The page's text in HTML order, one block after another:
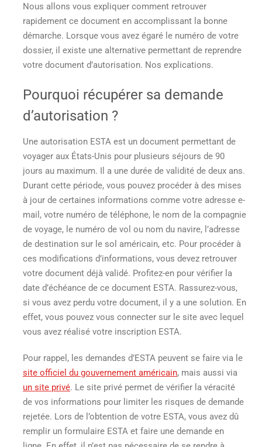
Nous allons vous expliquer comment retrouver
rapidement ce document en accomplissant la bonne
démarche. Lorsque vous avez égaré le numéro de votre
dossier, il existe une alternative permettant de reprendre
votre document d’autorisation. Nos explications.
Pourquoi récupérer sa demande
d’autorisation ?
Une autorisation ESTA est un document permettant de
voyager aux États-Unis pour plusieurs séjours de 90
jours au maximum. Il a une durée de validité de deux ans.
Durant cette période, vous pouvez procéder à des mises
à jour de certaines informations comme votre adresse e-
mail, votre numéro de téléphone, le nom de la compagnie
de voyage, le numéro de vol ou nom du navire, l’adresse
de destination sur le sol américain, etc. Pour procéder à
ces modifications d’informations, vous devez retrouver
votre document déjà validé. Profitez-en pour vérifier la
date d’échéance de ce document ESTA. Rassurez-vous,
si vous avez perdu votre document, il y a une solution. En
effet, vous pouvez vous connecter sur le site avec lequel
vous avez réalisé votre inscription ESTA.
Pour rappel, les demandes d’ESTA peuvent se faire via le
site officiel du gouvernement américain, mais aussi via
un site privé. Le site privé permet de vérifier la véracité
de vos informations pour limiter les risques de demande
rejetée. Lors de l’obtention de votre ESTA, vous avez dû
remplir un formulaire ESTA et faire une demande en